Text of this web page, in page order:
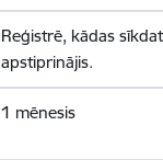
Reģistrē, kādas
apstiprinājis.
1 mēnesis